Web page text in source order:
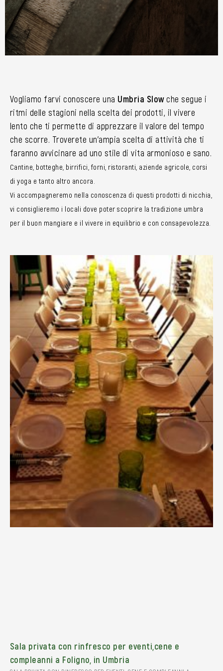
Vogliamo farvi conoscere una Umbria Slowche segue i
ritmi delle stagioni nella scelta dei prodotti, il vivere
lento che ti permette di apprezzare il valore del tempo
che scorre. Troverete un’ampia scelta di attività che ti
faranno avvicinare ad uno stile di vita armonioso e sano.
Cantine, botteghe, birrifici, forni, ristoranti, aziende agricole, corsi
di yoga e tanto altro ancora.
Vi accompagneremo nella conoscenza di questi prodotti di nicchia,
vi consiglieremo i locali dove poter scoprire la tradizione umbra
per il buon mangiare e il vivere in equilibrio e con consapevolezza.
Sala privata con rinfresco per eventi,cene e
compleanni a Foligno, in Umbria